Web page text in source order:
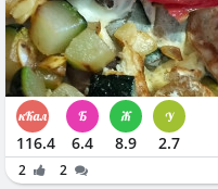
116.4 6.4 8.9 2.7
2 2